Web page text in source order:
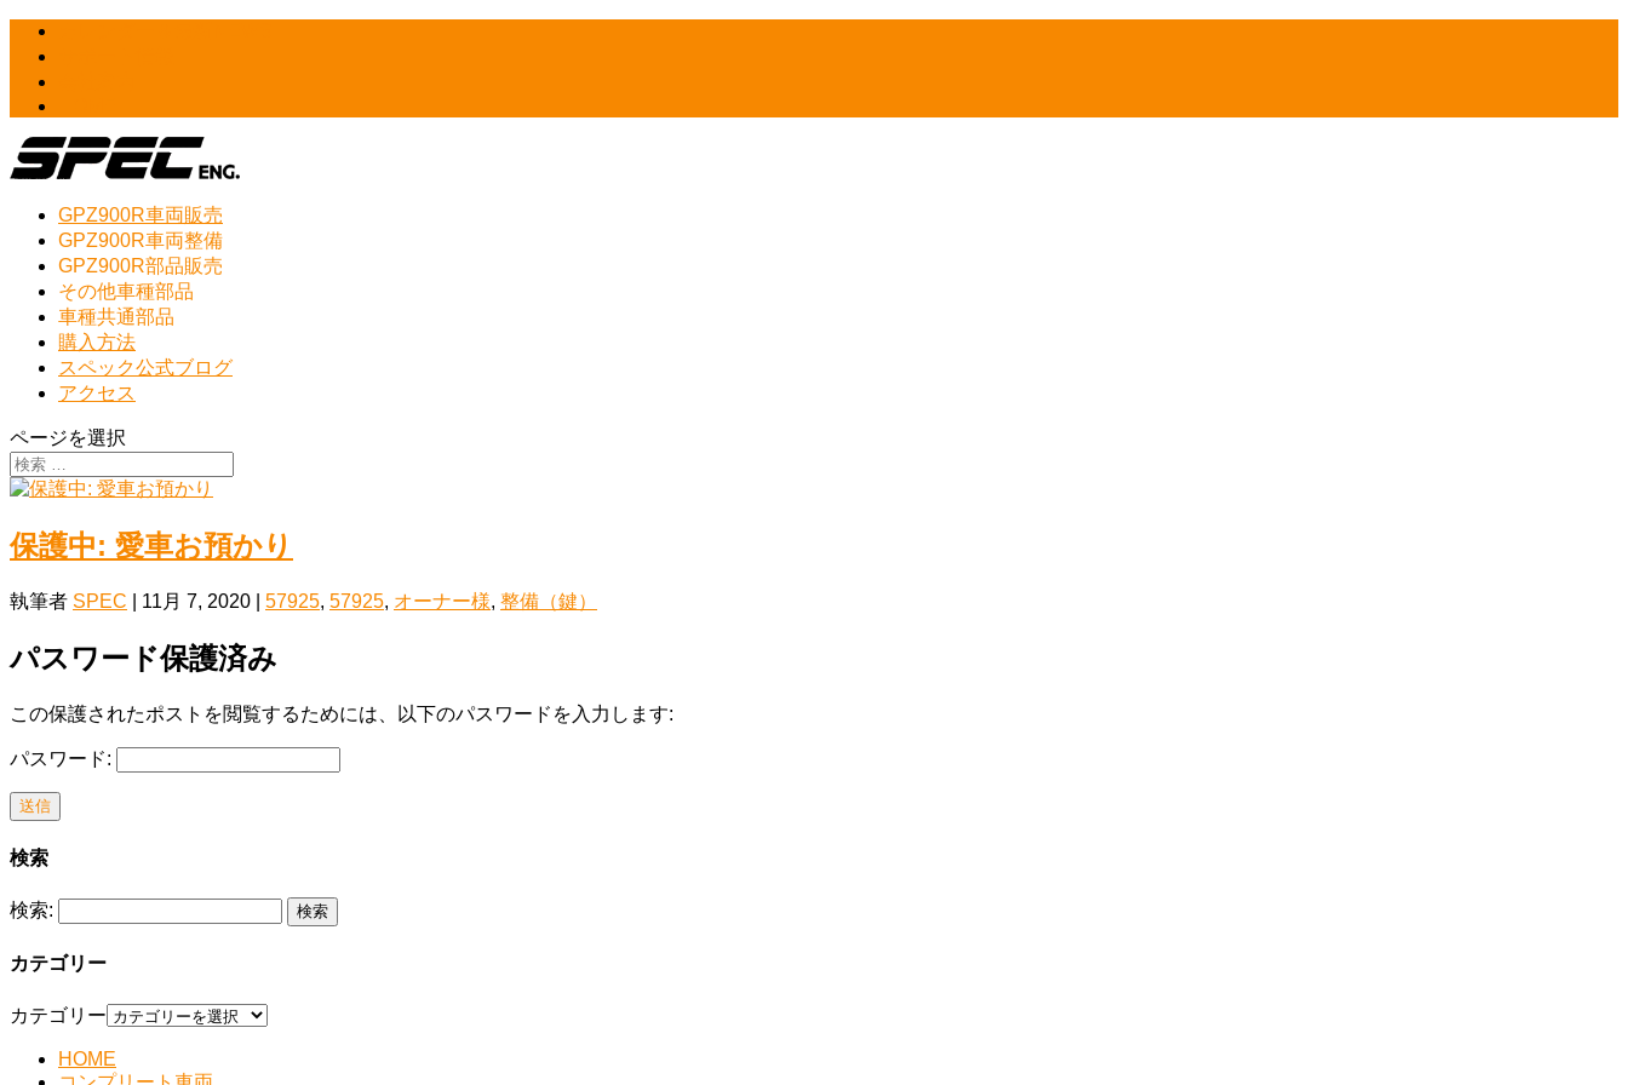
GPZ900R車両販売
GPZ900R車両整備
GPZ900R部品販売
その他車種部品
車種共通部品
購入方法
スペック公式ブログ
アクセス
ページを選択
保護中: 愛車お預かり
執筆者 SPEC 11月 7, 2020 57925, 57925, オーナー様, 整備（鍵）
パスワード保護済み
この保護されたポストを閲覧するためには、以下のパスワードを入力します:
パスワード:
送信
検索
検索:
カテゴリー
カテゴリー
HOME